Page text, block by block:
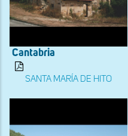
Cantabria
SANTA MARÍA DE HITO